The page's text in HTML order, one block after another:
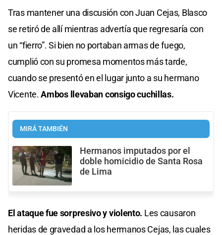
Tras mantener una discusión con Juan Cejas, Blasco
se retiró de allí mientras advertía que regresaría con
un “fierro”. Si bien no portaban armas de fuego,
cumplió con su promesa momentos más tarde,
cuando se presentó en el lugar junto a su hermano
Vicente.Ambos llevaban consigo cuchillas.
MIRÁ TAMBIÉN
Hermanos imputados por el
doble homicidio de Santa Rosa
de Lima
El ataque fue sorpresivo y violento. Les causaron
heridas de gravedad a los hermanos Cejas, las cuales